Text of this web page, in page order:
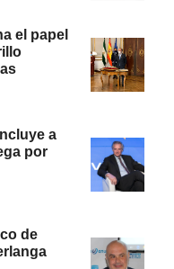
el papel
a
por
de